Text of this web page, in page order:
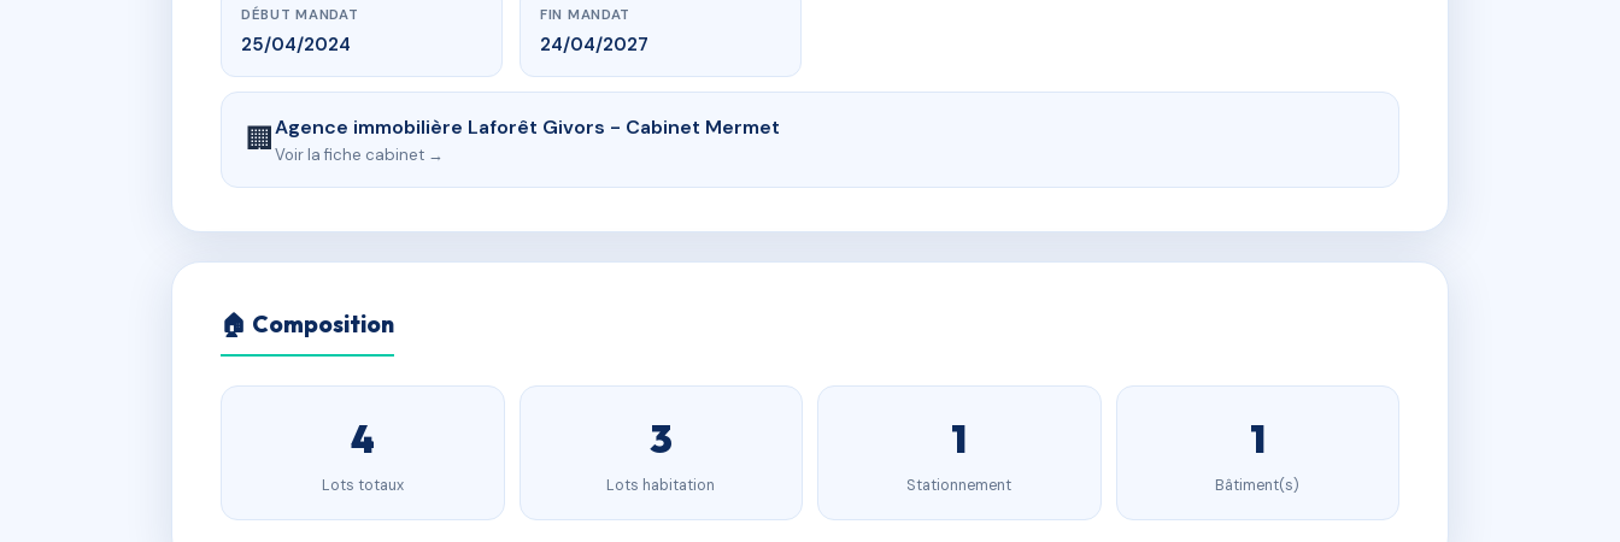
DÉBUT MANDAT
25/04/2024
FIN MANDAT
24/04/2027
🏢Agence immobilière Laforêt Givors - Cabinet Mermet
Voir la fiche cabinet →
🏠 Composition
4
Lots totaux
3
Lots habitation
1
Stationnement
1
Bâtiment(s)